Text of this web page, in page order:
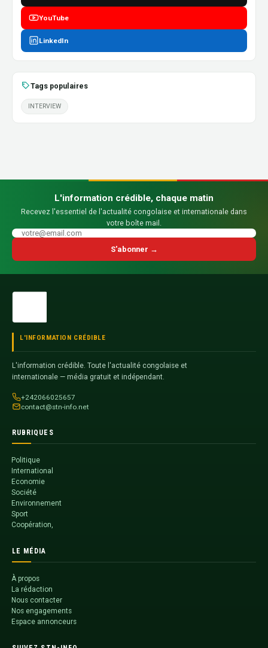
YouTube
LinkedIn
Tags populaires
INTERVIEW
L'information crédible, chaque matin
Recevez l'essentiel de l'actualité congolaise et internationale dans
votre boîte mail.
S'abonner →
L'INFORMATION CRÉDIBLE
L'information crédible. Toute l'actualité congolaise et
internationale — média gratuit et indépendant.
+242066025657
contact@stn-info.net
RUBRIQUES
Politique
International
Economie
Société
Environnement
Sport
Coopération,
LE MÉDIA
À propos
La rédaction
Nous contacter
Nos engagements
Espace annonceurs